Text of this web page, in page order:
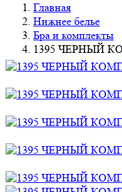
Главная
Нижнее белье
Бра и комплекты
1395 ЧЕРНЫЙ